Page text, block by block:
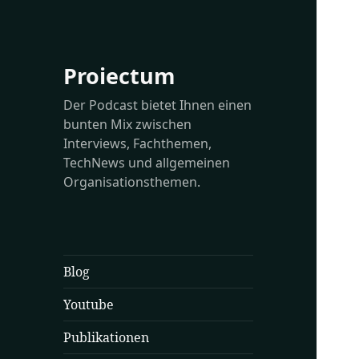
Proiectum
Der Podcast bietet Ihnen einen
bunten Mix zwischen
Interviews, Fachthemen,
TechNews und allgemeinen
Organisationsthemen.
Blog
Youtube
Publikationen